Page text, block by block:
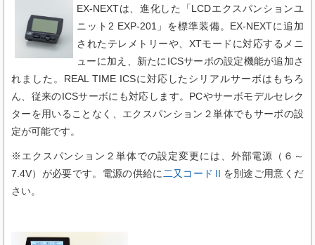
EX-NEXTは、進化した「LCDエクスパンションユ
ニット2 EXP-201」を標準装備。EX-NEXTに追加
されたテレメトリーや、XTモードに対応するメニ
ューに加え、新たにICSサーボの設定機能が追加さ
れました。REAL TIME ICSに対応したシリアルサーボはもちろ
ん、従来のICSサーボにも対応します。PCやサーボモデルセレク
ターを用いることなく、エクスパンション２単体でもサーボの設
定が可能です。
※エクスパンション２単体での設定変更には、外部電源（６～
7.4V）が必要です。 電源の供給に 二又コードⅡ を別途ご用意くだ
さい。